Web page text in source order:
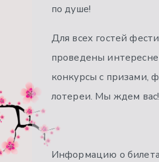
по душе!
Для всех гостей
проведены
конкурсы с призами,
лотереи. Мы ждем вас!
Информацию о